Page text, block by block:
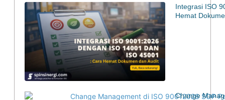
Integrasi ISO
Hemat
Change